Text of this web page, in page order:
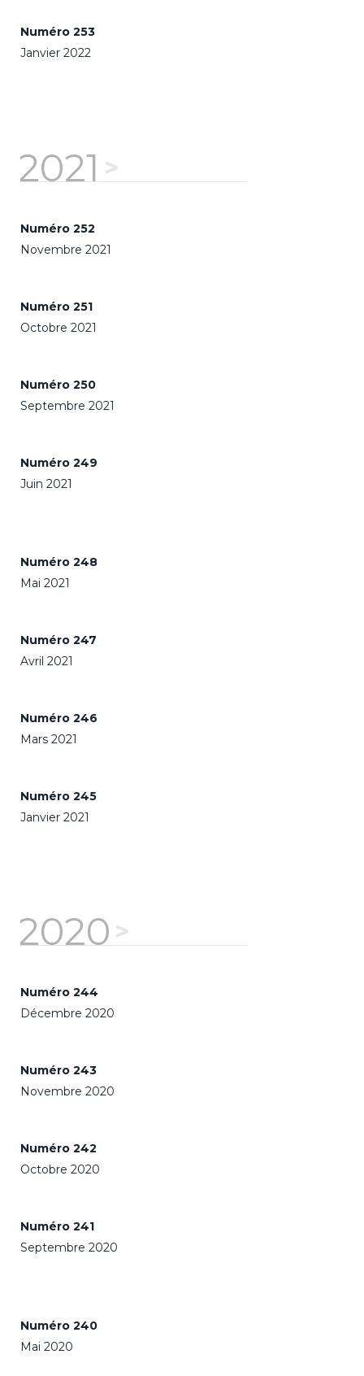
Numéro 253
Janvier 2022
2021
Numéro 252
Novembre 2021
Numéro 251
Octobre 2021
Numéro 250
Septembre 2021
Numéro 249
Juin 2021
Numéro 248
Mai 2021
Numéro 247
Avril 2021
Numéro 246
Mars 2021
Numéro 245
Janvier 2021
2020
Numéro 244
Décembre 2020
Numéro 243
Novembre 2020
Numéro 242
Octobre 2020
Numéro 241
Septembre 2020
Numéro 240
Mai 2020